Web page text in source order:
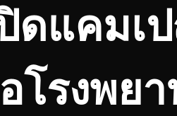
ปิดแคม
โรงพย